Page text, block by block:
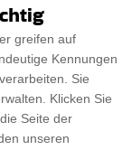
€25.23
greifen auf
Kennungen
Sie
Klicken Sie
Seite der
unseren